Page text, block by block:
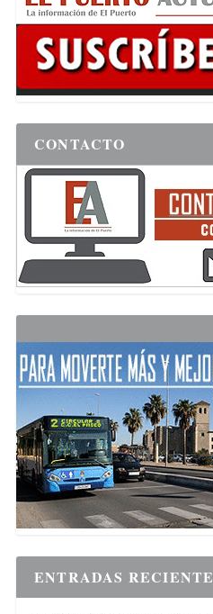
CONTACTO
ENTRADAS